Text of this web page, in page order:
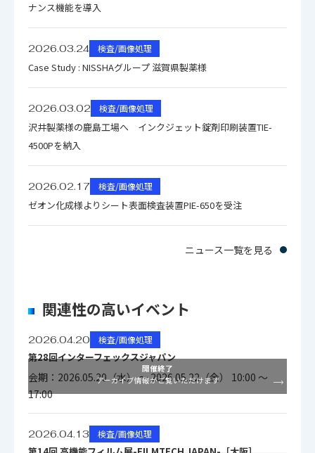
ナンス機能を導入
2026.03.24 検査/画像処理
Case Study : NISSHAグループ 滋賀県製薬様
2026.03.02 検査/画像処理
沢井製薬様の鹿島工場へ インクジェット錠剤印刷装置TIE-
4500Pを納入
2026.02.17 検査/画像処理
ゼオン化成様よりシート表面検査装置PIE-650を受注
ニュース一覧を見る
関連性の高いイベント
2026.04.20 検査/画像処理
第28回インターフェックスジャパン
会期：2026.05.20（水） ～ 2026.05.22（金） 10:00 ～
17:00
開催終了
アーカイブ情報がご覧いただけます
2026.04.13 検査/画像処理